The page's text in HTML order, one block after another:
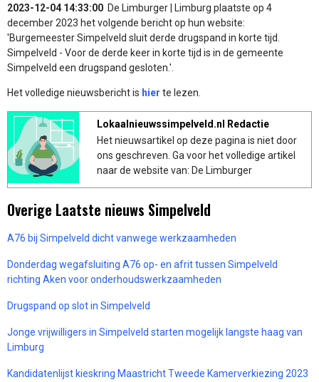
2023-12-04 14:33:00 De Limburger | Limburg plaatste op 4
december 2023 het volgende bericht op hun website:
'Burgemeester Simpelveld sluit derde drugspand in korte tijd.
Simpelveld - Voor de derde keer in korte tijd is in de gemeente
Simpelveld een drugspand gesloten.'.
Het volledige nieuwsbericht is hier te lezen.
Lokaalnieuwssimpelveld.nl Redactie
Het nieuwsartikel op deze pagina is niet door
ons geschreven. Ga voor het volledige artikel
naar de website van: De Limburger
Overige Laatste nieuws Simpelveld
A76 bij Simpelveld dicht vanwege werkzaamheden
Donderdag wegafsluiting A76 op- en afrit tussen Simpelveld
richting Aken voor onderhoudswerkzaamheden
Drugspand op slot in Simpelveld
Jonge vrijwilligers in Simpelveld starten mogelijk langste haag van
Limburg
Kandidatenlijst kieskring Maastricht Tweede Kamerverkiezing 2023